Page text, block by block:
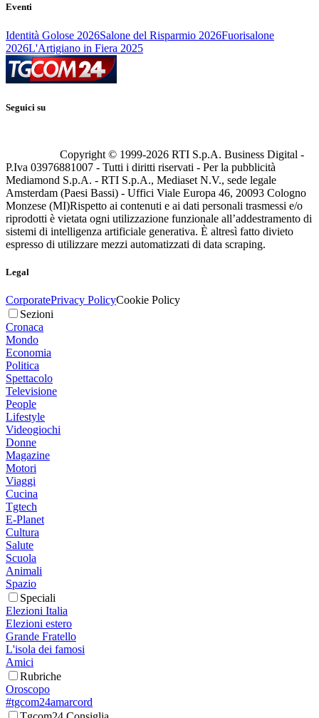
Eventi
Identità Golose 2026Salone del Risparmio 2026Fuorisalone
2026L'Artigiano in Fiera 2025
Seguici su
Copyright © 1999-2026 RTI S.p.A. Business Digital -
P.Iva 03976881007 - Tutti i diritti riservati - Per la pubblicità
Mediamond S.p.A. - RTI S.p.A., Mediaset N.V., sede legale
Amsterdam (Paesi Bassi) - Uffici Viale Europa 46, 20093 Cologno
Monzese (MI)Rispetto ai contenuti e ai dati personali trasmessi e/o
riprodotti è vietata ogni utilizzazione funzionale all’addestramento di
sistemi di intelligenza artificiale generativa. È altresì fatto divieto
espresso di utilizzare mezzi automatizzati di data scraping.
Legal
CorporatePrivacy PolicyCookie Policy
Sezioni
Cronaca
Mondo
Economia
Politica
Spettacolo
Televisione
People
Lifestyle
Videogiochi
Donne
Magazine
Motori
Viaggi
Cucina
Tgtech
E-Planet
Cultura
Salute
Scuola
Animali
Spazio
Speciali
Elezioni Italia
Elezioni estero
Grande Fratello
L'isola dei famosi
Amici
Rubriche
Oroscopo
#tgcom24amarcord